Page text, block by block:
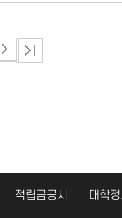
적립금공시 대학